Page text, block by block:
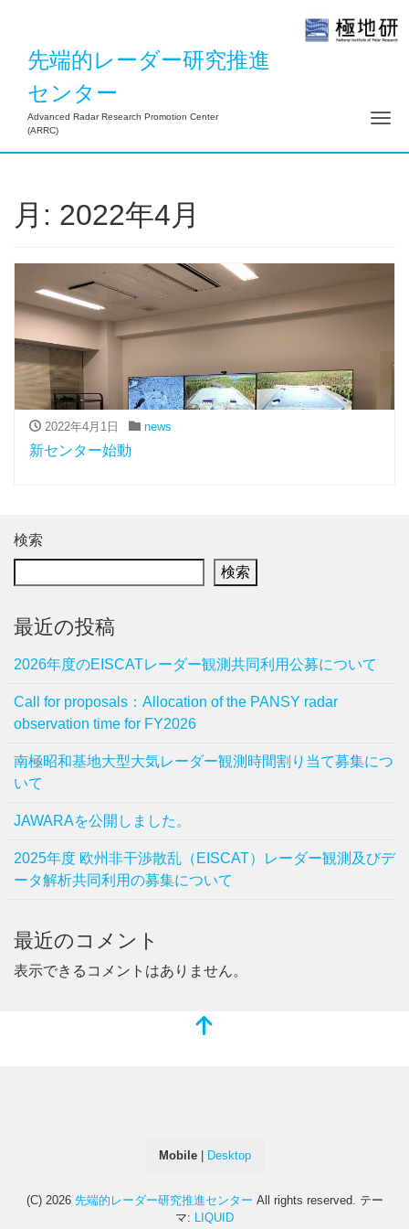
先端的レーダー研究推進
センター
Advanced Radar Research Promotion Center
(ARRC)
ナ
月: 2022年4月
2022年4月1日 news
新センター始動
検索
検索
最近の投稿
2026年度のEISCATレーダー観測共同利用公募について
Call for proposals：Allocation of the PANSY radar
observation time for FY2026
南極昭和基地大型大気レーダー観測時間割り当て募集につ
いて
JAWARAを公開しました。
2025年度 欧州非干渉散乱（EISCAT）レーダー観測及びデ
ータ解析共同利用の募集について
最近のコメント
表示できるコメントはありません。
Mobile| Desktop
(C) 2026 先端的レーダー研究推進センター All rights reserved. テー
マ: LIQUID